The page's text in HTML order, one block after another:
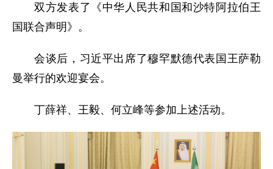
双方发表了《中华人民共和国和沙特阿拉伯王
国联合声明》。
会谈后，习近平出席了穆罕默德代表国王萨勒
曼举行的欢迎宴会。
丁薛祥、王毅、何立峰等参加上述活动。